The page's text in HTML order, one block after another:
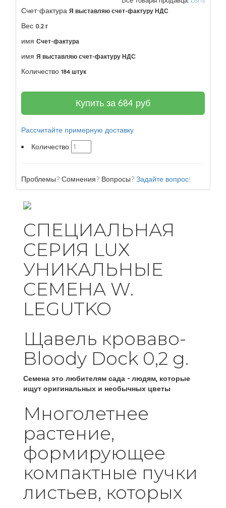
Счет-фактура Я выставляю счет-фактуру НДС
Вес 0.2 г
имя Счет-фактура
имя Я выставляю счет-фактуру НДС
Количество 184 штук
Купить за 684 руб
Рассчитайте примерную доставку
Количество
Проблемы? Сомнения? Вопросы? Задайте вопрос!
СПЕЦИАЛЬНАЯ
СЕРИЯ LUX
УНИКАЛЬНЫЕ
СЕМЕНА W.
LEGUTKO
Щавель кроваво-
Bloody Dock 0,2 g.
Семена это любителям сада - людям, которые
ищут оригинальных и необычных цветы
Многолетнее
растение,
формирующее
компактные пучки
листьев, которых